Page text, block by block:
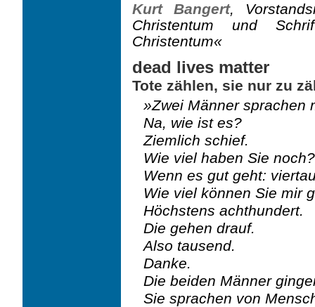
Kurt Bangert,
Christentum und
Christentum«
dead lives matter
Tote zählen, sie nur zu
»Zwei Männer sprachen
Na, wie ist es?
Ziemlich schief.
Wie viel haben Sie noch?
Wenn es gut geht:
Wie viel können Sie mir
Höchstens achthundert.
Die gehen drauf.
Also tausend.
Danke.
Die beiden Männer
Sie sprachen von